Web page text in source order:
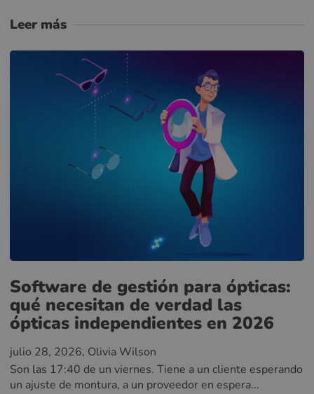
Leer más
Software de gestión para ópticas:
qué necesitan de verdad las
ópticas independientes en 2026
julio 28, 2026, Olivia Wilson
Son las 17:40 de un viernes. Tiene a un cliente esperando
un ajuste de montura, a un proveedor en espera...